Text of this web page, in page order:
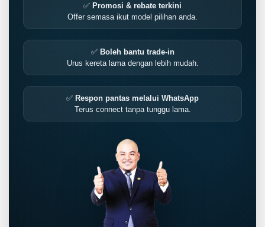
✅ Promosi & rebate terkini
Offer semasa ikut model pilihan anda.
✅ Boleh bantu trade-in
Urus kereta lama dengan lebih mudah.
✅ Respon pantas melalui WhatsApp
Terus connect tanpa tunggu lama.